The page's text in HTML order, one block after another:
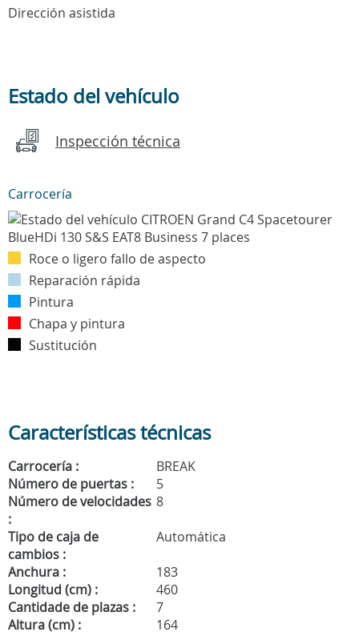
Dirección asistida
Estado del vehículo
Inspección técnica
Carrocería
Roce o ligero fallo de aspecto
Reparación rápida
Pintura
Chapa y pintura
Sustitución
Características técnicas
Carrocería :
BREAK
Número de puertas :
5
Número de velocidades
:
8
Tipo de caja de
cambios :
Automática
Anchura :
183
Longitud (cm) :
460
Cantidade de plazas :
7
Altura (cm) :
164